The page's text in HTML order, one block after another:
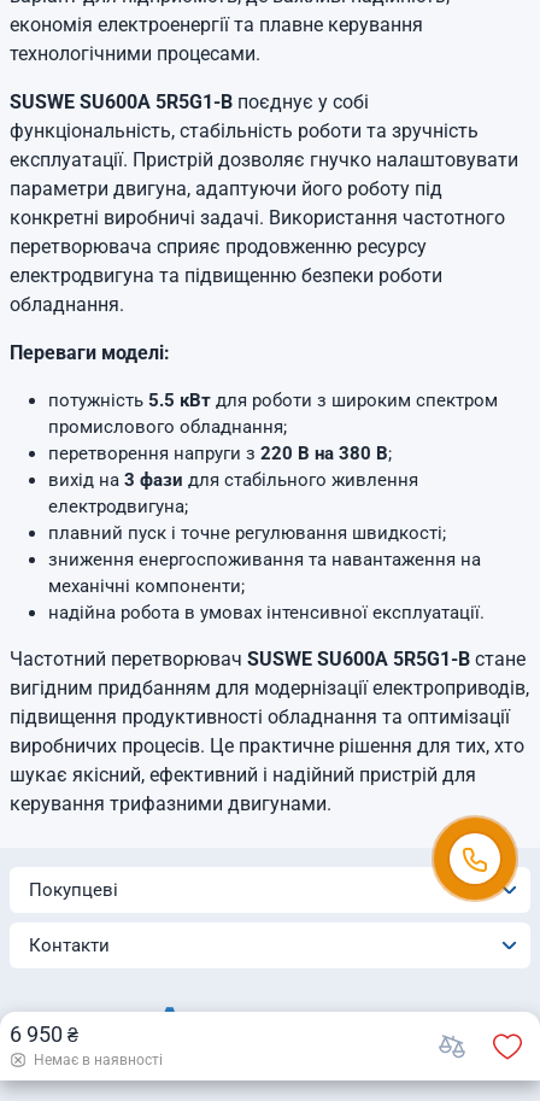
економія електроенергії та плавне керування
технологічними процесами.
SUSWE SU600A 5R5G1-B поєднує у собі
функціональність, стабільність роботи та зручність
експлуатації. Пристрій дозволяє гнучко налаштовувати
параметри двигуна, адаптуючи його роботу під
конкретні виробничі задачі. Використання частотного
перетворювача сприяє продовженню ресурсу
електродвигуна та підвищенню безпеки роботи
обладнання.
Переваги моделі:
потужність 5.5 кВт для роботи з широким спектром
промислового обладнання;
перетворення напруги з 220 В на 380 В;
вихід на 3 фази для стабільного живлення
електродвигуна;
плавний пуск і точне регулювання швидкості;
зниження енергоспоживання та навантаження на
механічні компоненти;
надійна робота в умовах інтенсивної експлуатації.
Частотний перетворювач SUSWE SU600A 5R5G1-B стане
вигідним придбанням для модернізації електроприводів,
підвищення продуктивності обладнання та оптимізації
виробничих процесів. Це практичне рішення для тих, хто
шукає якісний, ефективний і надійний пристрій для
керування трифазними двигунами.
6 950 ₴
Немає в наявності
Покупцеві
Контакти
© 2026 Інтернет-магазин «Automatica»